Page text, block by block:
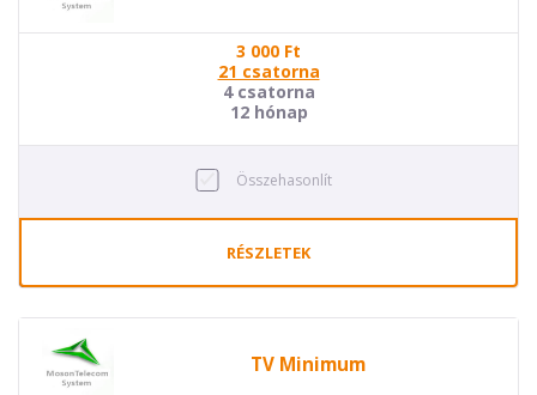
3 000 Ft
21 csatorna
4 csatorna
12 hónap
Összehasonlít
RÉSZLETEK
TV Minimum